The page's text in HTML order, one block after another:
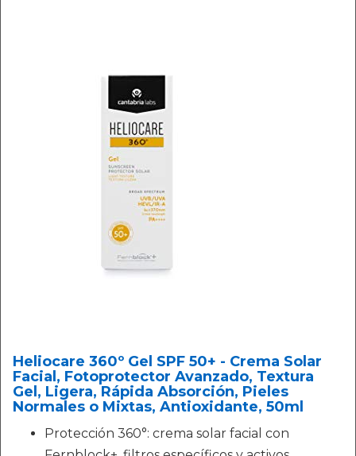
Heliocare 360º Gel SPF 50+ - Crema Solar
Facial, Fotoprotector Avanzado, Textura
Gel, Ligera, Rápida Absorción, Pieles
Normales o Mixtas, Antioxidante, 50ml
Protección 360°: crema solar facial con